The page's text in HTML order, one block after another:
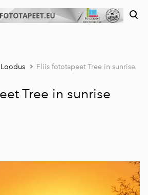
Vaata ostukorvi
Loodus Fliis fototapeet Tree in sunrise
Tree in sunrise